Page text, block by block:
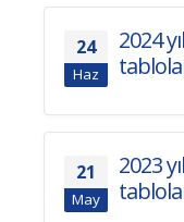
24
Haz
2024
21
May
2023